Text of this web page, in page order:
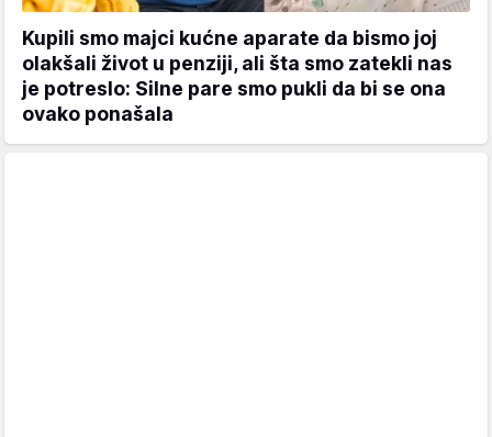
Kupili smo majci kućne aparate da bismo joj
olakšali život u penziji, ali šta smo zatekli nas
je potreslo: Silne pare smo pukli da bi se ona
ovako ponašala